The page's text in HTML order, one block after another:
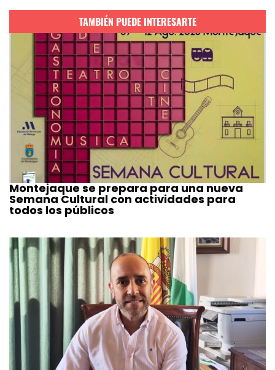
TAMBIÉN PUEDE INTERESARTE
Montejaque se prepara para una nueva
Semana Cultural con actividades para
todos los públicos